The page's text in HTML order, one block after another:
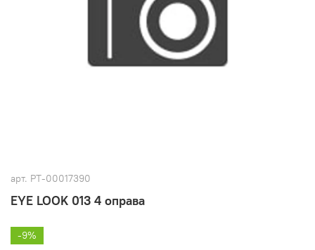
арт. РТ-00017390
EYE LOOK 013 4 оправа
-9%